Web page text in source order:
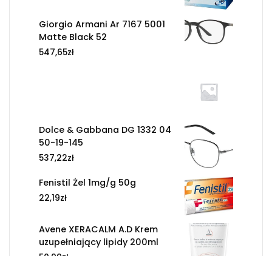
Giorgio Armani Ar 7167 5001
Matte Black 52
547,65zł
Dolce & Gabbana DG 1332 04
50-19-145
537,22zł
Fenistil Żel 1mg/g 50g
22,19zł
Avene XERACALM A.D Krem
uzupełniający lipidy 200ml